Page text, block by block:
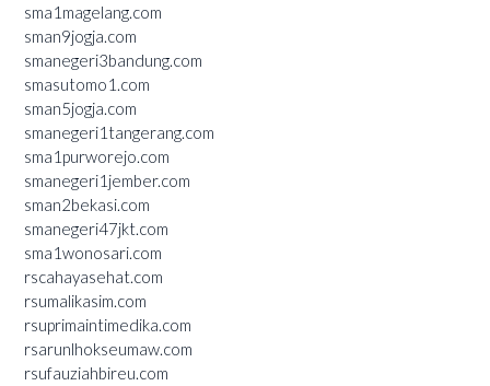
sma1magelang.com
sman9jogja.com
smanegeri3bandung.com
smasutomo1.com
sman5jogja.com
smanegeri1tangerang.com
sma1purworejo.com
smanegeri1jember.com
sman2bekasi.com
smanegeri47jkt.com
sma1wonosari.com
rscahayasehat.com
rsumalikasim.com
rsuprimaintimedika.com
rsarunlhokseumaw.com
rsufauziahbireu.com